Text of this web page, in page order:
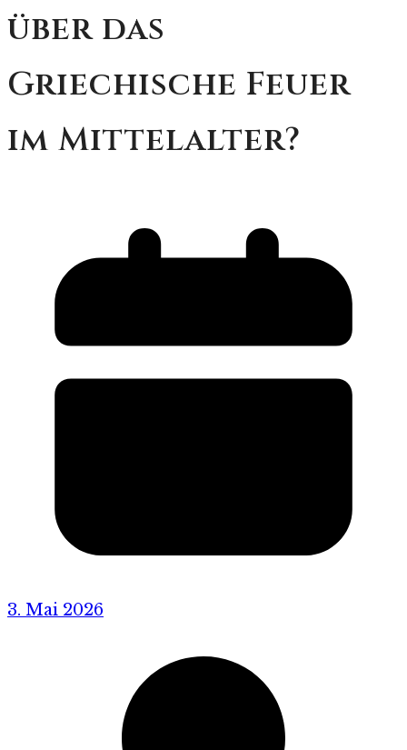
über das
Griechische Feuer
im Mittelalter?
3. Mai 2026